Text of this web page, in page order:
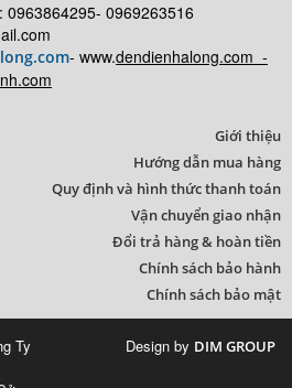
0969263516
- www.dendienhalong.com -
Giới thiệu
Hướng dẫn mua hàng
Quy định và hình thức thanh toán
Vận chuyển giao nhận
Đổi trả hàng & hoàn tiền
Chính sách bảo hành
Chính sách bảo mật
Ty
Design by DIM GROUP